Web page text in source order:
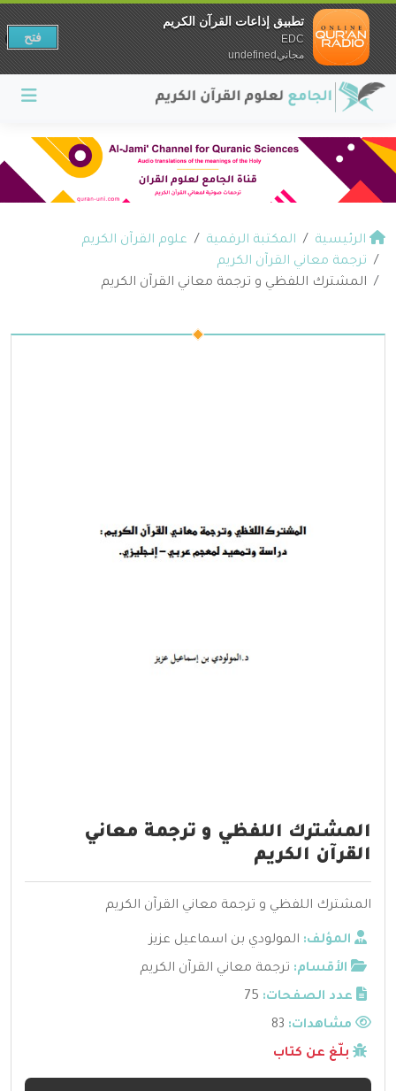
الرئيسية المكتبة الرقمية
علوم القرآن الكريم
ترجمة معاني القرآن الكريم
المشترك اللفظي و ترجمة معاني القرآن الكريم
المشترك اللفظي و ترجمة معاني
القرآن الكريم
المشترك اللفظي و ترجمة معاني القرآن الكريم
المؤلف: المولودي بن اسماعيل عزيز
الأقسام: ترجمة معاني القرآن الكريم
عدد الصفحات: 75
مشاهدات:
بلّغ عن كتاب
تطبيق إذاعات القرآن الكريم
EDC
مجانيundefined
فتح